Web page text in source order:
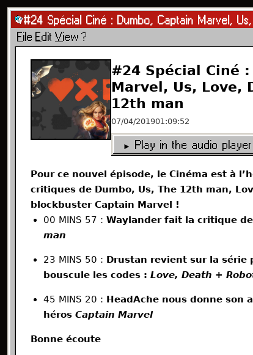
Episodes Audio player My Listening MSN
File Edit View ?
#24 Spécial Ciné
Marvel, Us, Love,
12th man
07/04/201901:09:52
► Play in the audio player
Pour ce nouvel épisode, le Cinéma est à
critiques de Dumbo, Us, The 12th man,
blockbuster Captain Marvel !
00 MINS 57 : Waylander fait la critique
man
23 MINS 50 : Drustan revient sur la série
bouscule les codes : Love, Death +
45 MINS 20 : HeadAche nous donne son
héros Captain Marvel
Bonne écoute
Les Darons du Game Independent video game
Episodes Editorial charter Legal notice RSS feed
© 2026 Les Darons du Game · All rights reserved